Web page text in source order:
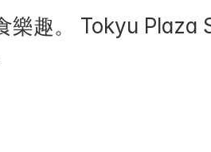
樂趣。 Tokyu Plaza